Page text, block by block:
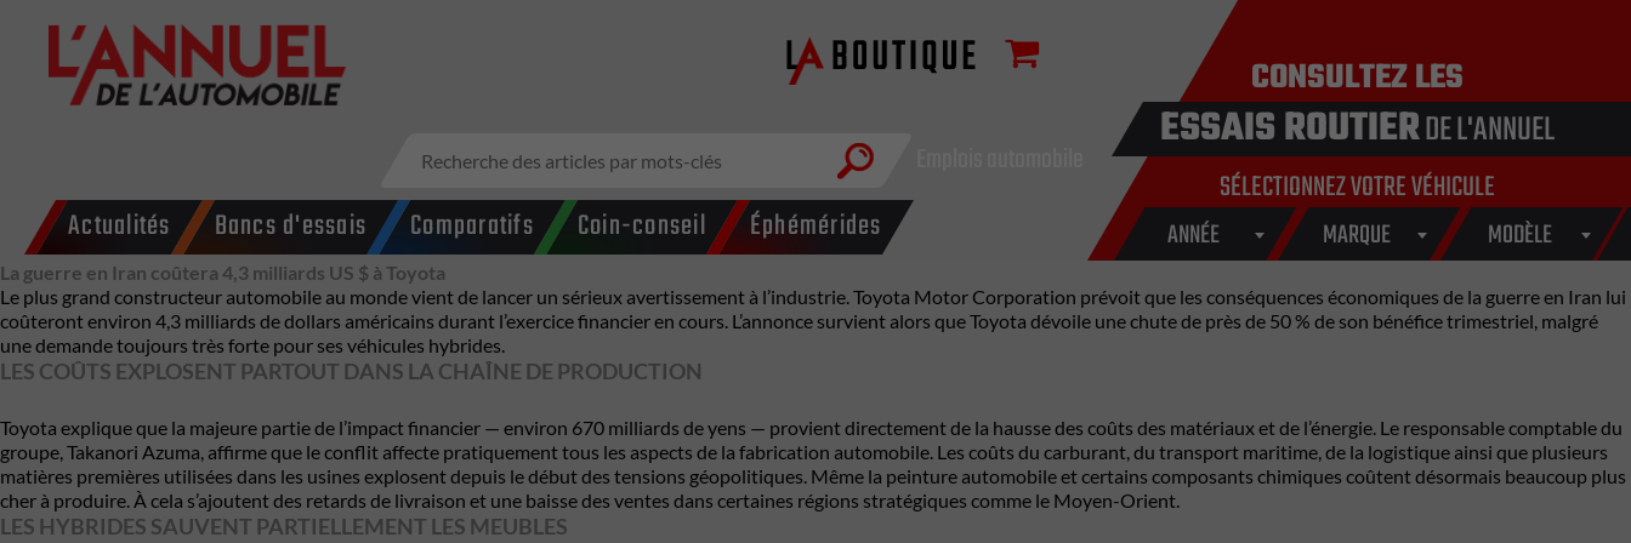
Actualités Bancs d'essais Comparatifs Coin-conseil Éphémérides
CONSULTEZ LES
ESSAIS ROUTIERDE L'ANNUEL
SÉLECTIONNEZ VOTRE VÉHICULE
ANNÉE MARQUE MODÈLE
La guerre en Iran coûtera 4,3 milliards US $ à Toyota
Le plus grand constructeur automobile au monde vient de lancer un sérieux avertissement à l’industrie.Toyota Motor Corporation prévoit que les conséquences économiques de la guerre en Iran lui
coûteront environ 4,3 milliards de dollars américains durant l’exercice financier en cours. L’annonce survient alors que Toyota dévoile une chute de près de 50 % de son bénéfice trimestriel, malgré
une demande toujours très forte pour ses véhicules hybrides.
LES COÛTS EXPLOSENT PARTOUT DANS LA CHAÎNE DE PRODUCTION
Toyota explique que la majeure partie de l’impact financier — environ 670 milliards de yens — provient directement de la hausse des coûts des matériaux et de l’énergie. Le responsable comptable du
groupe,Takanori Azuma, affirme que le conflit affecte pratiquement tous les aspects de la fabrication automobile. Les coûts du carburant, du transport maritime, de la logistique ainsi que plusieurs
matières premières utilisées dans les usines explosent depuis le début des tensions géopolitiques. Même la peinture automobile et certains composants chimiques coûtent désormais beaucoup plus
cher à produire. À cela s’ajoutent des retards de livraison et une baisse des ventes dans certaines régions stratégiques comme le Moyen-Orient.
LES HYBRIDES SAUVENT PARTIELLEMENT LES MEUBLES